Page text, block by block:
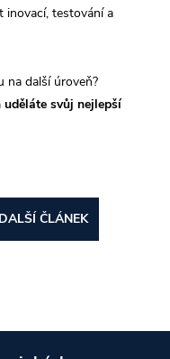
inovací, testování a
na další úroveň?
svůj nejlepší
DALŠÍ ČLÁNEK